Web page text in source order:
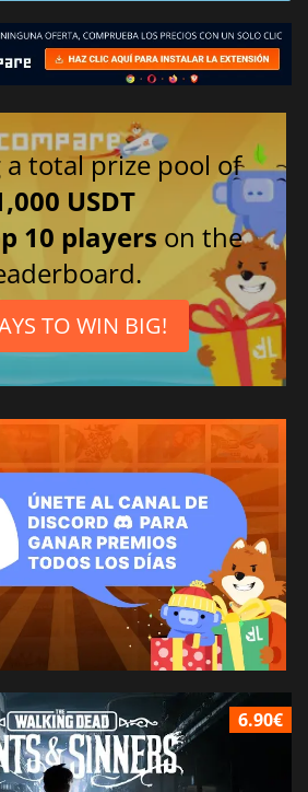
total prize pool of
USDT
10 players on the
TO WIN BIG!
6.90€